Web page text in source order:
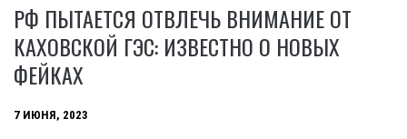
РФ ПЫТАЕТСЯ ОТВЛЕЧЬ ВНИМАНИЕ ОТ
КАХОВСКОЙ ГЭС: ИЗВЕСТНО О НОВЫХ
ФЕЙКАХ
7 ИЮНЯ, 2023